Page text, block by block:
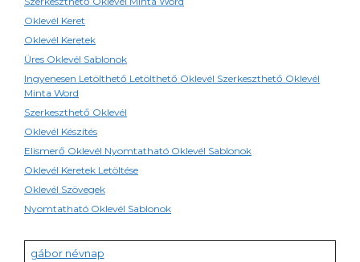
Oklevél Keret
Oklevél Keretek
Üres Oklevél Sablonok
Ingyenesen Letölthető Letölthető Oklevél Szerkeszthető Oklevél
Minta Word
Szerkeszthető Oklevél
Oklevél Készítés
Elismerő Oklevél Nyomtatható Oklevél Sablonok
Oklevél Keretek Letöltése
Oklevél Szövegek
Nyomtatható Oklevél Sablonok
gábor névnap